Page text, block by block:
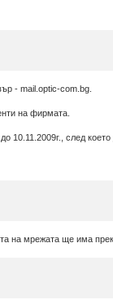
- mail.optic-com.bg.
на фирмата.
10.11.2009г., след
на мрежата ще има